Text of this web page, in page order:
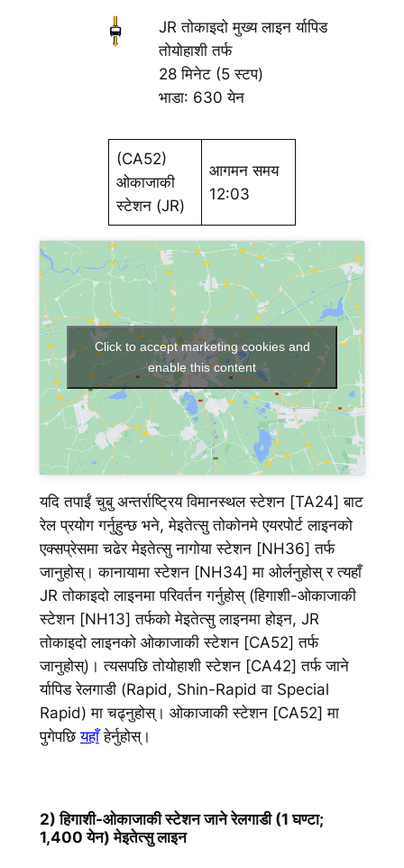
JR तोकाइदो मुख्य लाइन र्यापिड
तोयोहाशी तर्फ
28 मिनेट (5 स्टप)
भाडा: 630 येन
(CA52)
ओकाजाकी
स्टेशन (JR)
आगमन समय
12:03
Click to accept marketing cookies and
enable this content
यदि तपाईं चुबु अन्तर्राष्ट्रिय विमानस्थल स्टेशन [TA24] बाट
रेल प्रयोग गर्नुहुन्छ भने, मेइतेत्सु तोकोनमे एयरपोर्ट लाइनको
एक्सप्रेसमा चढेर मेइतेत्सु नागोया स्टेशन [NH36] तर्फ
जानुहोस्। कानायामा स्टेशन [NH34] मा ओर्लनुहोस् र त्यहाँ
JR तोकाइदो लाइनमा परिवर्तन गर्नुहोस् (हिगाशी-ओकाजाकी
स्टेशन [NH13] तर्फको मेइतेत्सु लाइनमा होइन, JR
तोकाइदो लाइनको ओकाजाकी स्टेशन [CA52] तर्फ
जानुहोस्)। त्यसपछि तोयोहाशी स्टेशन [CA42] तर्फ जाने
र्यापिड रेलगाडी (Rapid, Shin-Rapid वा Special
Rapid) मा चढ्नुहोस्। ओकाजाकी स्टेशन [CA52] मा
पुगेपछियहाँहेर्नुहोस्।
2) हिगाशी-ओकाजाकी स्टेशन जाने रेलगाडी (1 घण्टा;
1,400 येन) मेइतेत्सु लाइन